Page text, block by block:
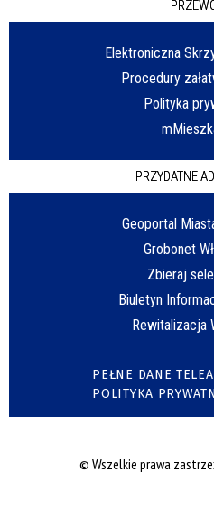
Elektroniczna
Procedury
Polityka
PRZYDATNE
Geoportal
Grobonet
Zbieraj
Biuletyn
Rewitalizacja
PEŁNE DANE
POLITYKA
© Wszelkie prawa